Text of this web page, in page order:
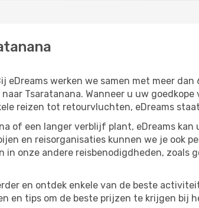
eDreams werken we samen met meer
Tsaratanana. Wanneer u uw
reizen tot retourvluchten, eDreams
of een langer verblijf plant, eDreams kan
en reisorganisaties kunnen we je ook
onze andere reisbenodigdheden, zoals
en ontdek enkele van de beste
en tips om de beste prijzen te krijgen bij